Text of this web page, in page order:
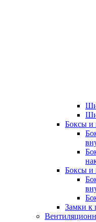
Боксы и
Боксы и
Замки к